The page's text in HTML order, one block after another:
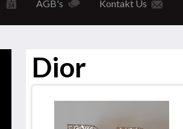
AGB's Kontakt Us
Dior